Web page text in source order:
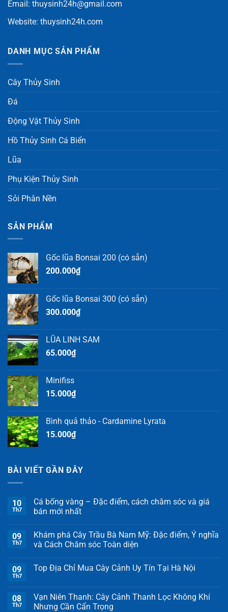
Email: thuysinh24h@gmail.com
Website: thuysinh24h.com
DANH MỤC SẢN PHẨM
Cây Thủy Sinh
Đá
Động Vật Thủy Sinh
Hồ Thủy Sinh Cá Biển
Lũa
Phụ Kiện Thủy Sinh
Sỏi Phân Nền
SẢN PHẨM
Gốc lũa Bonsai 200 (có sẵn)
200.000₫
Gốc lũa Bonsai 300 (có sẵn)
300.000₫
LŨA LINH SAM
65.000₫
Minifiss
15.000₫
Bình quả thảo - Cardamine Lyrata
15.000₫
BÀI VIẾT GẦN ĐÂY
10
Th7
Cá bống vàng – Đặc điểm, cách chăm sóc và giá
bán mới nhất
09
Th7
Khám phá Cây Trầu Bà Nam Mỹ: Đặc điểm, Ý nghĩa
và Cách Chăm sóc Toàn diện
09
Th7
Top Địa Chỉ Mua Cây Cảnh Uy Tín Tại Hà Nội
08
Th7
Vạn Niên Thanh: Cây Cảnh Thanh Lọc Không Khí
Nhưng Cần Cẩn Trọng